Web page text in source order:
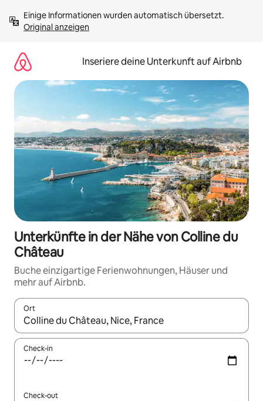
Inhalten
springenOriginal anzeigen
Inseriere deine Unterkunft auf Airbnb
Unterkünfte in der Nähe von Colline du
Château
Buche einzigartige Ferienwohnungen, Häuser und
mehr auf Airbnb.
Ort
Wenn Ergebnisse verfügbar sind, navigiere mit den
Check-in
Check-out